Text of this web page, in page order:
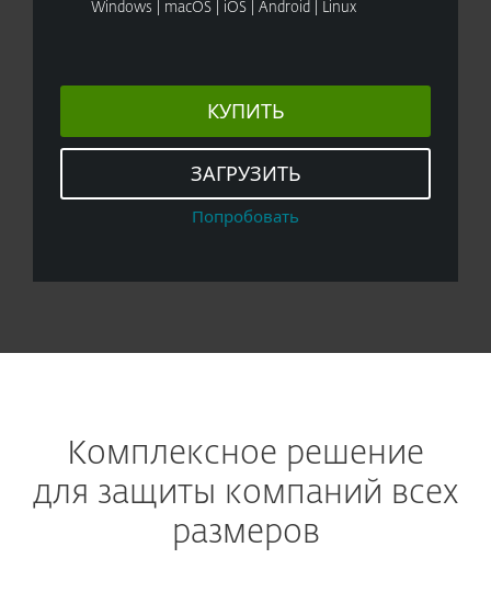
Windows | macOS | iOS | Android | Linux
КУПИТЬ
ЗАГРУЗИТЬ
Попробовать
Комплексное решение
для защиты компаний всех
размеров